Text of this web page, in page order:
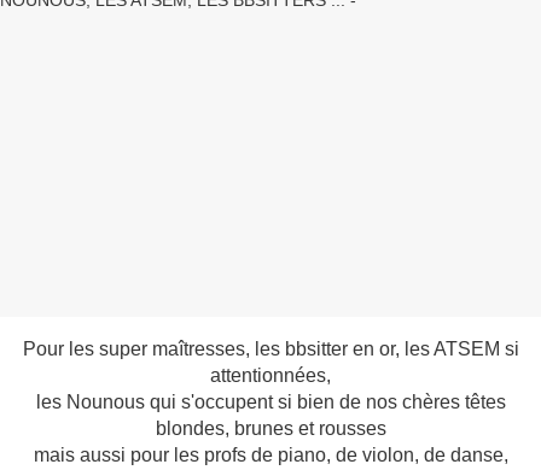
Pour les super maîtresses, les bbsitter en or, les ATSEM si
attentionnées,
les Nounous qui s'occupent si bien de nos chères têtes
blondes, brunes et rousses
mais aussi pour les profs de piano, de violon, de danse,